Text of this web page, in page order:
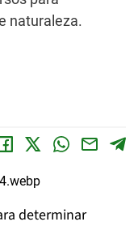
naturaleza.
determinar